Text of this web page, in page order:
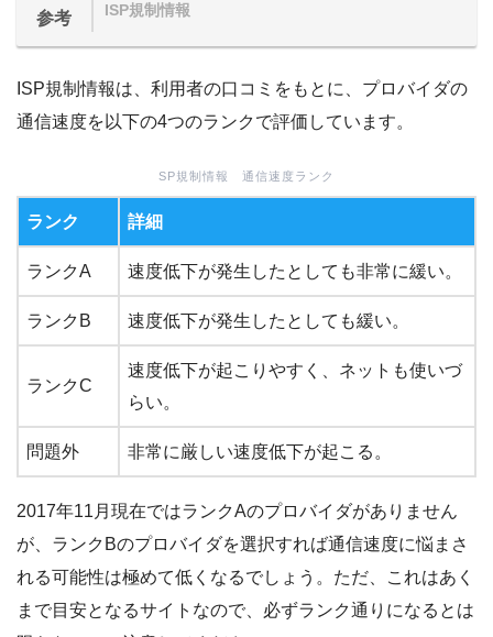
参考 ISP規制情報
ISP規制情報は、利用者の口コミをもとに、プロバイダの
通信速度を以下の4つのランクで評価しています。
SP規制情報 通信速度ランク
ランク 詳細
ランクA 速度低下が発生したとしても非常に緩い。
ランクB 速度低下が発生したとしても緩い。
ランクC
速度低下が起こりやすく、ネットも使いづ
らい。
問題外 非常に厳しい速度低下が起こる。
2017年11月現在ではランクAのプロバイダがありません
が、ランクBのプロバイダを選択すれば通信速度に悩まさ
れる可能性は極めて低くなるでしょう。ただ、これはあく
まで目安となるサイトなので、必ずランク通りになるとは